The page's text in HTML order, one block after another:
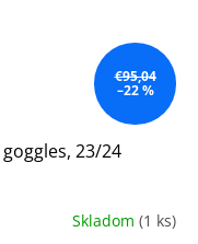
€95,04
–22 %
23/24
Skladom (1 ks)